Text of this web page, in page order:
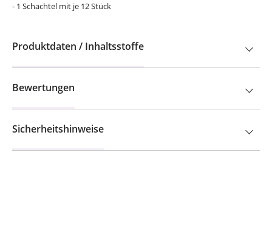
- 1 Schachtel mit je 12 Stück
Produktdaten / Inhaltsstoffe
Bewertungen
Sicherheitshinweise